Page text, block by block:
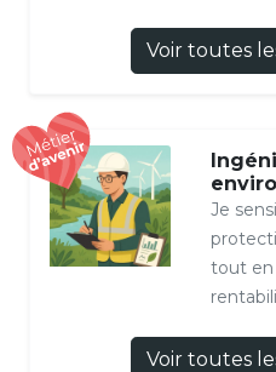
Voir toutes
Je
tout en
Voir toutes